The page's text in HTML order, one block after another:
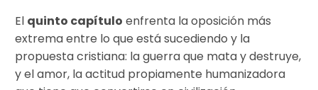
El quinto capítulo enfrenta la oposición más
extrema entre lo que está sucediendo y la
propuesta cristiana: la guerra que mata y destruye,
y el amor, la actitud propiamente humanizadora